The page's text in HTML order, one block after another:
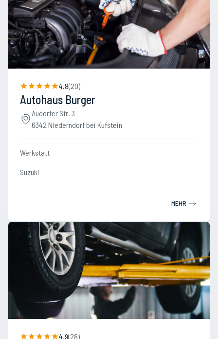
4.8(20)
Autohaus Burger
Audorfer Str. 3
6342 Niederndorf bei Kufstein
Werkstatt
Suzuki
MEHR
4.9(28)